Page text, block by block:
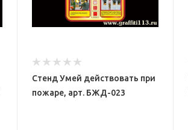
Стенд Умей действовать при
пожаре, арт. БЖД-023